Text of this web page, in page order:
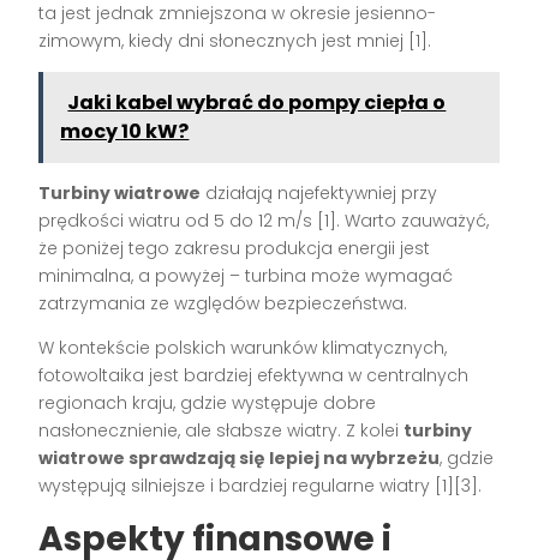
ta jest jednak zmniejszona w okresie jesienno-
zimowym, kiedy dni słonecznych jest mniej [1].
Jaki kabel wybrać do pompy ciepła o
mocy 10 kW?
Turbiny wiatrowe działają najefektywniej przy
prędkości wiatru od 5 do 12 m/s [1]. Warto zauważyć,
że poniżej tego zakresu produkcja energii jest
minimalna, a powyżej – turbina może wymagać
zatrzymania ze względów bezpieczeństwa.
W kontekście polskich warunków klimatycznych,
fotowoltaika jest bardziej efektywna w centralnych
regionach kraju, gdzie występuje dobre
nasłonecznienie, ale słabsze wiatry. Z kolei turbiny
wiatrowe sprawdzają się lepiej na wybrzeżu, gdzie
występują silniejsze i bardziej regularne wiatry [1][3].
Aspekty finansowe i